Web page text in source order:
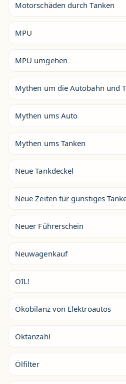
Motorschäden durch Tanken
MPU
MPU umgehen
Mythen um die Autobahn und
Mythen ums Auto
Mythen ums Tanken
Neue Tankdeckel
Neue Zeiten für günstiges
Neuer Führerschein
Neuwagenkauf
OIL!
Ökobilanz von Elektroautos
Oktanzahl
Ölfilter